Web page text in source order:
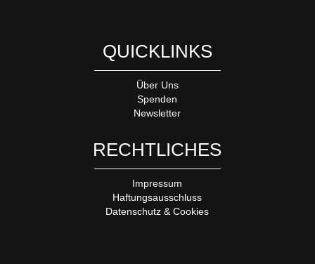
QUICKLINKS
Über Uns
Spenden
Newsletter
RECHTLICHES
Impressum
Haftungsausschluss
Datenschutz & Cookies